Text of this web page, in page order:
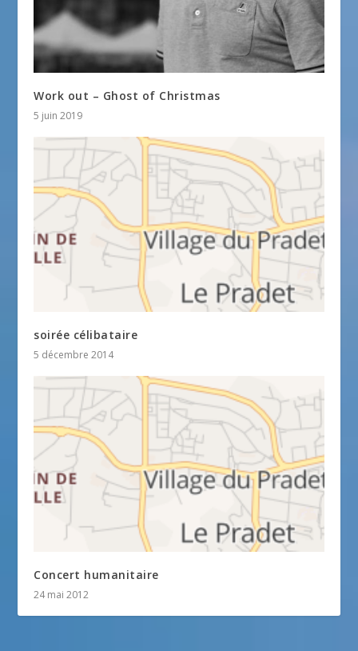
Work out – Ghost of Christmas
5 juin 2019
soirée célibataire
5 décembre 2014
Concert humanitaire
24 mai 2012